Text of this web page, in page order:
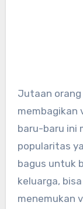
Jutaan orang setiap hari membuat dan
membagikan
baru-baru ini
popularitas
bagus untuk
keluarga,
menemukan